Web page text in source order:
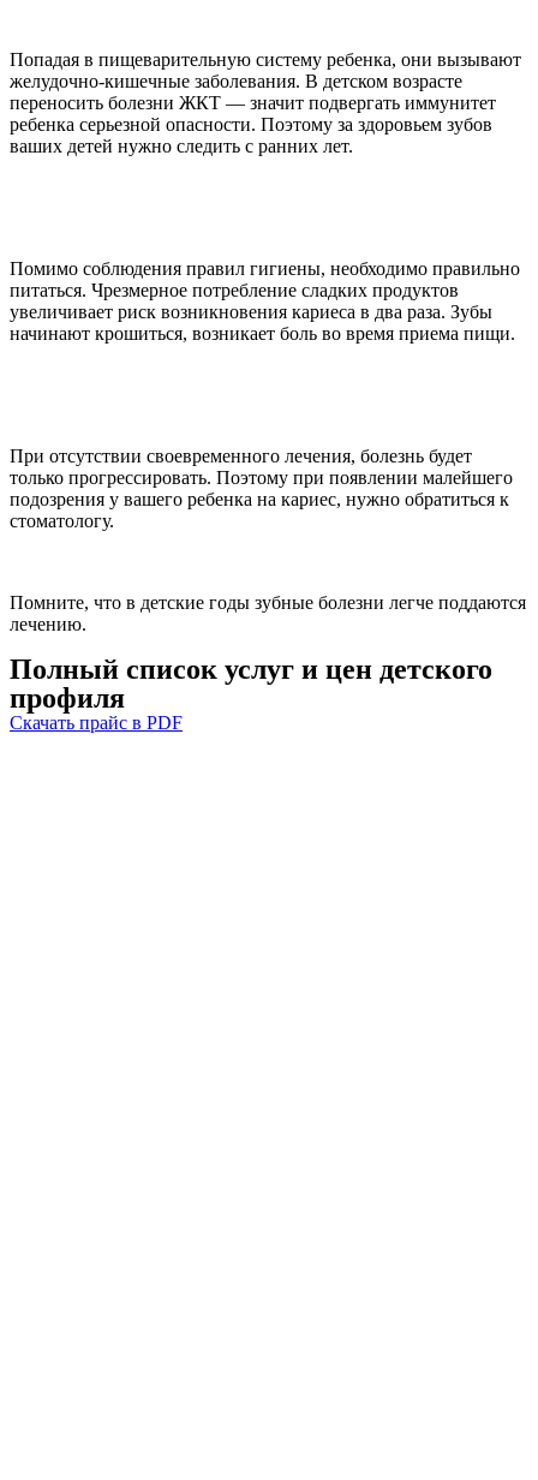
Попадая в пищеварительную систему ребенка, они вызывают
желудочно-кишечные заболевания. В детском возрасте
переносить болезни ЖКТ — значит подвергать иммунитет
ребенка серьезной опасности. Поэтому за здоровьем зубов
ваших детей нужно следить с ранних лет.
Помимо соблюдения правил гигиены, необходимо правильно
питаться. Чрезмерное потребление сладких продуктов
увеличивает риск возникновения кариеса в два раза. Зубы
начинают крошиться, возникает боль во время приема пищи.
При отсутствии своевременного лечения, болезнь будет
только прогрессировать. Поэтому при появлении малейшего
подозрения у вашего ребенка на кариес, нужно обратиться к
стоматологу.
Помните, что в детские годы зубные болезни легче поддаются
лечению.
Полный список услуг и цен детского
профиля
Скачать прайс в PDF